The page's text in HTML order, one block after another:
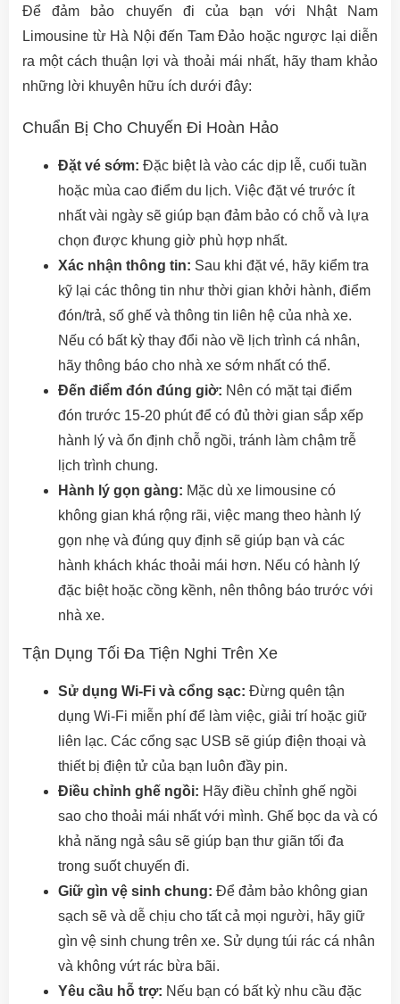
Để đảm bảo chuyến đi của bạn với Nhật Nam
Limousine từ Hà Nội đến Tam Đảo hoặc ngược lại diễn
ra một cách thuận lợi và thoải mái nhất, hãy tham khảo
những lời khuyên hữu ích dưới đây:
Chuẩn Bị Cho Chuyến Đi Hoàn Hảo
Đặt vé sớm: Đặc biệt là vào các dịp lễ, cuối tuần
hoặc mùa cao điểm du lịch. Việc đặt vé trước ít
nhất vài ngày sẽ giúp bạn đảm bảo có chỗ và lựa
chọn được khung giờ phù hợp nhất.
Xác nhận thông tin: Sau khi đặt vé, hãy kiểm tra
kỹ lại các thông tin như thời gian khởi hành, điểm
đón/trả, số ghế và thông tin liên hệ của nhà xe.
Nếu có bất kỳ thay đổi nào về lịch trình cá nhân,
hãy thông báo cho nhà xe sớm nhất có thể.
Đến điểm đón đúng giờ: Nên có mặt tại điểm
đón trước 15-20 phút để có đủ thời gian sắp xếp
hành lý và ổn định chỗ ngồi, tránh làm chậm trễ
lịch trình chung.
Hành lý gọn gàng: Mặc dù xe limousine có
không gian khá rộng rãi, việc mang theo hành lý
gọn nhẹ và đúng quy định sẽ giúp bạn và các
hành khách khác thoải mái hơn. Nếu có hành lý
đặc biệt hoặc cồng kềnh, nên thông báo trước với
nhà xe.
Tận Dụng Tối Đa Tiện Nghi Trên Xe
Sử dụng Wi-Fi và cổng sạc: Đừng quên tận
dụng Wi-Fi miễn phí để làm việc, giải trí hoặc giữ
liên lạc. Các cổng sạc USB sẽ giúp điện thoại và
thiết bị điện tử của bạn luôn đầy pin.
Điều chỉnh ghế ngồi: Hãy điều chỉnh ghế ngồi
sao cho thoải mái nhất với mình. Ghế bọc da và có
khả năng ngả sâu sẽ giúp bạn thư giãn tối đa
trong suốt chuyến đi.
Giữ gìn vệ sinh chung: Để đảm bảo không gian
sạch sẽ và dễ chịu cho tất cả mọi người, hãy giữ
gìn vệ sinh chung trên xe. Sử dụng túi rác cá nhân
và không vứt rác bừa bãi.
Yêu cầu hỗ trợ: Nếu bạn có bất kỳ nhu cầu đặc